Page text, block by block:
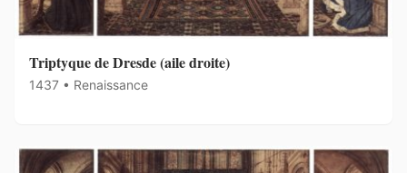
Triptyque de Dresde (aile droite)
1437 • Renaissance